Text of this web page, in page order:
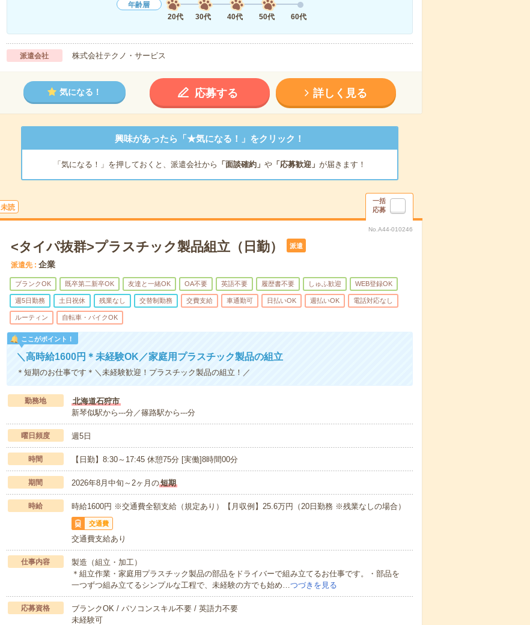
年齢層
20代
30代 40代 50代 60代
派遣会社 株式会社テクノ・サービス
気になる！ 応募する 詳しく見る
興味があったら「★気になる！」をクリック！
「気になる！」を押しておくと、派遣会社から 「面談確約」 や「応募歓迎」 が届きます！
未読
一括
応募
No.A44-010246
<タイパ抜群>プラスチック製品組立（日勤） 派遣
派遣先 企業
ブランクOK 既卒第二新卒OK 友達と一緒OK OA不要 英語不要 履歴書不要 しゅふ歓迎 WEB登録OK
週5日勤務 土日祝休 残業なし 交替制勤務 交費支給 車通勤可 日払いOK 週払いOK 電話対応なし
ルーティン 自転車・バイクOK
ここがポイント！
＼高時給1600円＊未経験OK／家庭用プラスチック製品の組立
＊短期のお仕事です＊＼未経験歓迎！プラスチック製品の組立！／
勤務地
北海道石狩市
新琴似駅から---分／篠路駅から---分
曜日頻度 週5日
時間 【日勤】8:30～17:45 休憩75分 [実働]8時間00分
期間 2026年8月中旬～2ヶ月の短期
時給 時給1600円 ※交通費全額支給（規定あり）【月収例】25.6万円（20日勤務 ※残業なしの場合）
交通費
交通費支給あり
仕事内容
製造（組立・加工）
＊組立作業・家庭用プラスチック製品の部品をドライバーで組み立てるお仕事です。・部品を
一つずつ組み立てるシンプルな工程で、未経験の方でも始め… つづきを見る
応募資格
ブランクOK / パソコンスキル不要 / 英語力不要
未経験可